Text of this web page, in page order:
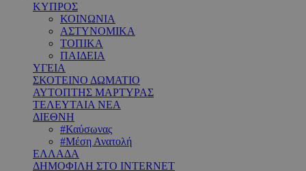
ΚΥΠΡΟΣ
ΚΟΙΝΩΝΙΑ
ΑΣΤΥΝΟΜΙΚΑ
ΤΟΠΙΚΑ
ΠΑΙΔΕΙΑ
ΥΓΕΙΑ
ΣΚΟΤΕΙΝΟ ΔΩΜΑΤΙΟ
ΑΥΤΟΠΤΗΣ ΜΑΡΤΥΡΑΣ
ΤΕΛΕΥΤΑΙΑ ΝΕΑ
ΔΙΕΘΝΗ
#Καύσωνας
#Μέση Ανατολή
ΕΛΛΑΔΑ
ΔΗΜΟΦΙΛΗ ΣΤΟ INTERNET